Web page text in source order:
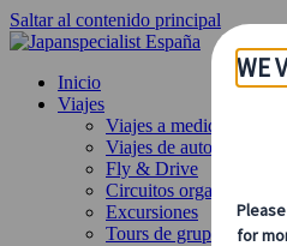
Saltar al contenido principal
Inicio
Viajes
Viajes a medida
Viajes de autor
Fly & Drive
Circuitos organizados
Excursiones
Tours de grupo a